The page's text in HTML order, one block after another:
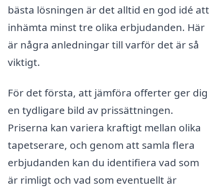
bästa lösningen är det alltid en god idé att
inhämta minst tre olika erbjudanden. Här
är några anledningar till varför det är så
viktigt.
För det första, att jämföra offerter ger dig
en tydligare bild av prissättningen.
Priserna kan variera kraftigt mellan olika
tapetserare, och genom att samla flera
erbjudanden kan du identifiera vad som
är rimligt och vad som eventuellt är